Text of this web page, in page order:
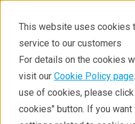
This website uses cookies
service to our customers
For details on the cookies
visit our Cookie Policy page
use of cookies, please
cookies" button. If you want
Industries